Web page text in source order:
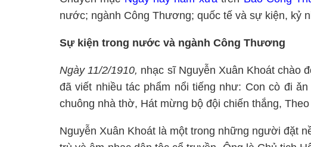
nước; ngành Công Thương; quốc tế và sự kiện, kỷ
Sự kiện trong nước và ngành Công Thương
Ngày 11/2/1910, nhạc sĩ Nguyễn Xuân Khoát chào
đã viết nhiều tác phẩm nổi tiếng như: Con cò đi
chuông nhà thờ, Hát mừng bộ đội chiến thắng,
Nguyễn Xuân Khoát là một trong những người đặt